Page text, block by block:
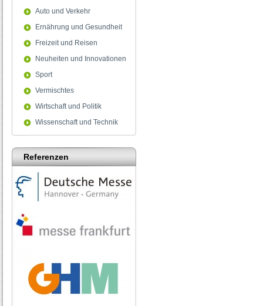
Auto und Verkehr
Ernährung und Gesundheit
Freizeit und Reisen
Neuheiten und Innovationen
Sport
Vermischtes
Wirtschaft und Politik
Wissenschaft und Technik
Referenzen